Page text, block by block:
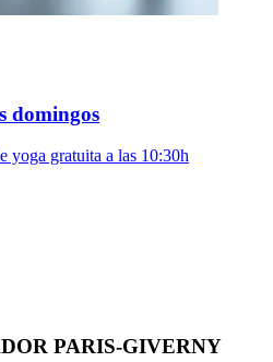
domingos
yoga gratuita a las 10:30h
PARIS-GIVERNY